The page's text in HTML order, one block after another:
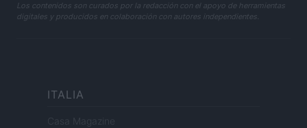
Los contenidos son curados por la redacción con el apoyo de herramientas
digitales y producidos en colaboración con autores independientes.
ITALIA
Casa Magazine